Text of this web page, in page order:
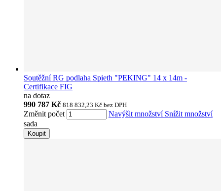
Soutěžní RG podlaha Spieth "PEKING" 14 x 14m -
Certifikace FIG
na dotaz
990 787 Kč 818 832,23 Kč bez DPH
Změnit počet Navýšit množství Snížit množství
sada
Koupit